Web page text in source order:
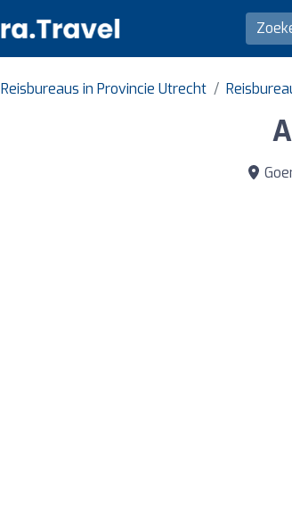
Reisbureaus in Provincie Utrecht